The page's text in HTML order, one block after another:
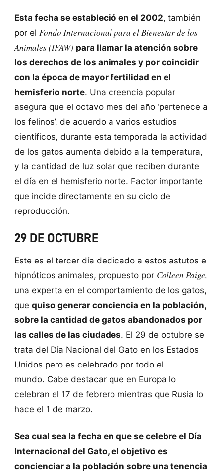
Esta fecha se estableció en el 2002, también
por el Fondo Internacional para el Bienestar de los
Animales (IFAW) para llamar la atención sobre
los derechos de los animales y por coincidir
con la época de mayor fertilidad en el
hemisferio norte. Una creencia popular
asegura que el octavo mes del año ‘pertenece a
los felinos’, de acuerdo a varios estudios
científicos, durante esta temporada la actividad
de los gatos aumenta debido a la temperatura,
y la cantidad de luz solar que reciben durante
el día en el hemisferio norte. Factor importante
que incide directamente en su ciclo de
reproducción.
29 DE OCTUBRE
Este es el tercer día dedicado a estos astutos e
hipnóticos animales, propuesto por Colleen Paige,
una experta en el comportamiento de los gatos,
que quiso generar conciencia en la población,
sobre la cantidad de gatos abandonados por
las calles de las ciudades. El 29 de octubre se
trata del Día Nacional del Gato en los Estados
Unidos pero es celebrado por todo el
mundo. Cabe destacar que en Europa lo
celebran el 17 de febrero mientras que Rusia lo
hace el 1 de marzo.
Sea cual sea la fecha en que se celebre el Día
Internacional del Gato, el objetivo es
concienciar a la población sobre una tenencia